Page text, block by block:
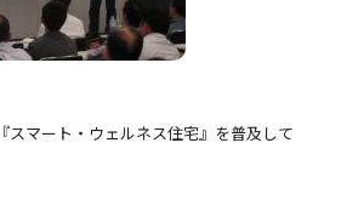
スマート・ウェルネス住宅』を普及して